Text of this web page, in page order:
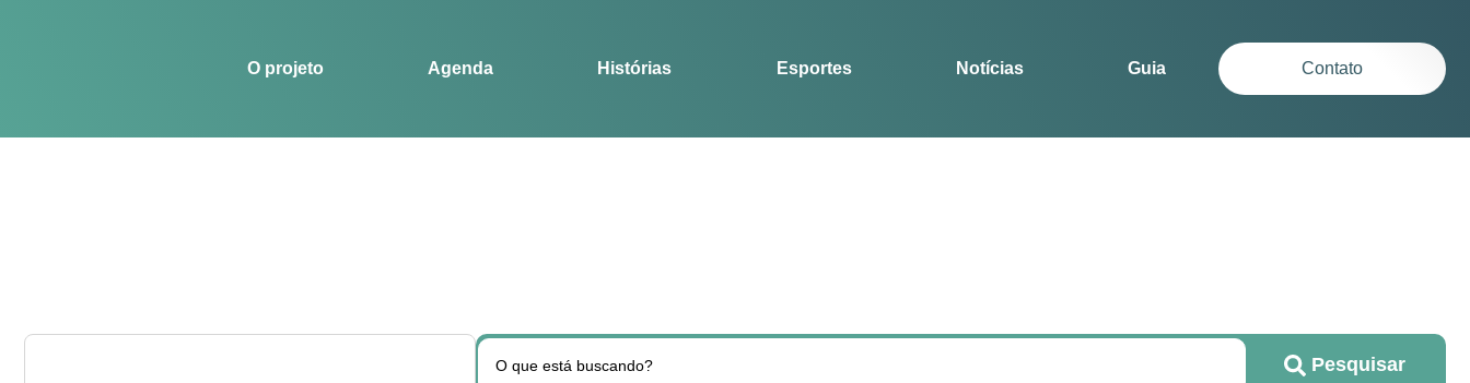
O projeto Agenda Histórias Esportes Notícias Guia Contato
Pesquisar